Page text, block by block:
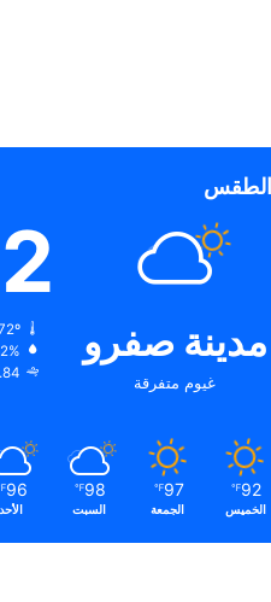
الطقس
مدينة صفرو
غيوم متفرقة
92º - 72º
2.84
92
℉
الخميس
97
℉
الجمعة
98
℉
السبت
96
الأحد